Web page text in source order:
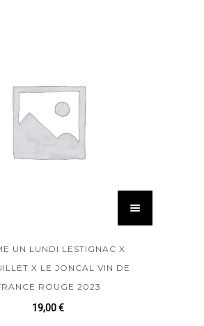
UN LUNDI LESTIGNAC X
X LE JONCAL VIN DE
ROUGE 2023
19,00€